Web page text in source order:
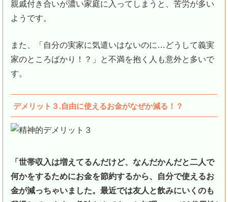
親戚付き合いが濃い家庭に入ってしまうと、苦労が多い
ようです。
また、「自分の実家に気遣いはないのに…どうして義実
家のところばかり！？」と不満を抱く人も意外と多いで
す。
デメリット３.自由に使えるお金がなぜか減る！？
「世帯収入は増えてるんだけど、なんだかんだと二人で
何かをするためにお金を節約するから、自分で使えるお
金が減っちゃいました。最近では友人と飲みにいくのも